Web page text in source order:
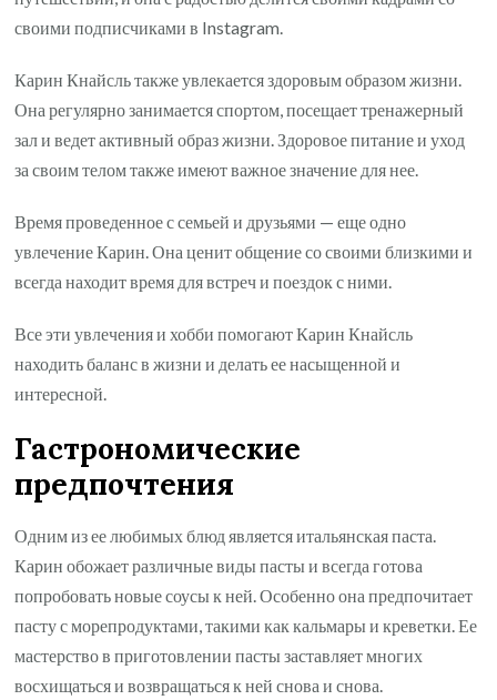
своими подписчиками в Instagram.
Карин Кнайсль также увлекается здоровым образом жизни.
Она регулярно занимается спортом, посещает тренажерный
зал и ведет активный образ жизни. Здоровое питание и уход
за своим телом также имеют важное значение для нее.
Время проведенное с семьей и друзьями — еще одно
увлечение Карин. Она ценит общение со своими близкими и
всегда находит время для встреч и поездок с ними.
Все эти увлечения и хобби помогают Карин Кнайсль
находить баланс в жизни и делать ее насыщенной и
интересной.
Гастрономические
предпочтения
Одним из ее любимых блюд является итальянская паста.
Карин обожает различные виды пасты и всегда готова
попробовать новые соусы к ней. Особенно она предпочитает
пасту с морепродуктами, такими как кальмары и креветки. Ее
мастерство в приготовлении пасты заставляет многих
восхищаться и возвращаться к ней снова и снова.